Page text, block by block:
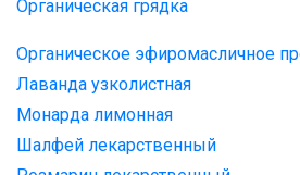
Органическая грядка
Органическое эфиромасличное
Лаванда узколистная
Монарда лимонная
Шалфей лекарственный